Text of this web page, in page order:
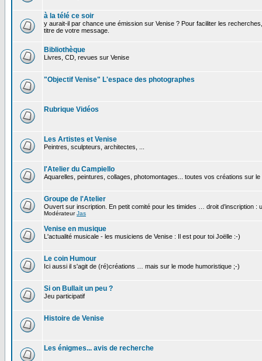
à la télé ce soir
y aurait-il par chance une émission sur Venise ? Pour faciliter les
titre de votre message.
Bibliothèque
Livres, CD, revues sur Venise
"Objectif Venise" L'espace des photographes
Rubrique Vidéos
Les Artistes et Venise
Peintres, sculpteurs, architectes, ...
l'Atelier du Campiello
Aquarelles, peintures, collages, photomontages... toutes vos créations sur le
Groupe de l'Atelier
Ouvert sur inscription. En petit comité pour les timides … droit d’inscription :
ModérateurJas
Venise en musique
L'actualité musicale - les musiciens de Venise : Il est pour toi Joëlle :-)
Le coin Humour
Ici aussi il s'agit de (ré)créations … mais sur le mode humoristique ;-)
Si on Bullait un peu ?
Jeu participatif
Histoire de Venise
Les énigmes... avis de recherche